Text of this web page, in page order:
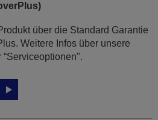
über die Standard Garantie
Weitere Infos über unsere